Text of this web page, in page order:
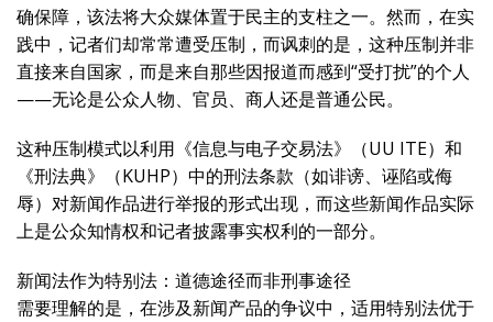
确保障，该法将大众媒体置于民主的支柱之一。然而，在实
践中，记者们却常常遭受压制，而讽刺的是，这种压制并非
直接来自国家，而是来自那些因报道而感到“受打扰”的个人
——无论是公众人物、官员、商人还是普通公民。
这种压制模式以利用《信息与电子交易法》（UU ITE）和
《刑法典》（KUHP）中的刑法条款（如诽谤、诬陷或侮
辱）对新闻作品进行举报的形式出现，而这些新闻作品实际
上是公众知情权和记者披露事实权利的一部分。
新闻法作为特别法：道德途径而非刑事途径
需要理解的是，在涉及新闻产品的争议中，适用特别法优于